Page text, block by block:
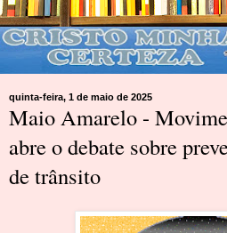
quinta-feira, 1 de maio de 2025
Maio Amarelo -
abre o debate sobre
de trânsito